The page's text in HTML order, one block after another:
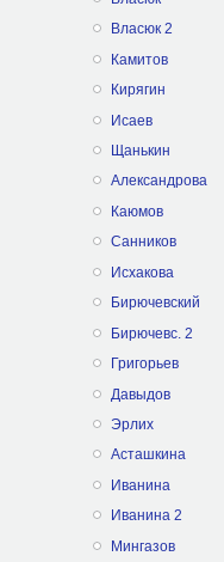
Власюк 2
Камитов
Кирягин
Исаев
Щанькин
Александрова
Каюмов
Санников
Исхакова
Бирючевский
Бирючевс. 2
Григорьев
Давыдов
Эрлих
Асташкина
Иванина
Иванина 2
Мингазов